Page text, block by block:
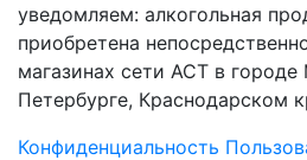
уведомляем: алкогольная
приобретена
магазинах сети АСТ в
Петербурге, Краснодарском
Конфиденциальность